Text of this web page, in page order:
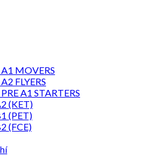
MOVERS
FLYERS
A1 STARTERS
(KET)
(PET)
(FCE)